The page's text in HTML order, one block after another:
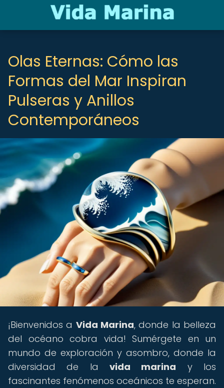
Olas Eternas: Cómo las
Formas del Mar Inspiran
Pulseras y Anillos
Contemporáneos
¡Bienvenidos a Vida Marina, donde la belleza
del océano cobra vida! Sumérgete en un
mundo de exploración y asombro, donde la
diversidad de la vida marina y los
fascinantes fenómenos oceánicos te esperan.